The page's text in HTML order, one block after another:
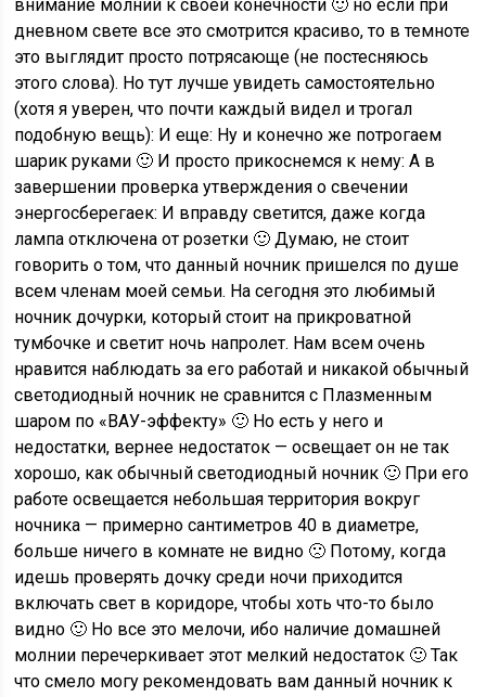
внимание молний к своей конечности 🙂 но если при
дневном свете все это смотрится красиво, то в темноте
это выглядит просто потрясающе (не постесняюсь
этого слова). Но тут лучше увидеть самостоятельно
(хотя я уверен, что почти каждый видел и трогал
подобную вещь): И еще: Ну и конечно же потрогаем
шарик руками 🙂 И просто прикоснемся к нему: А в
завершении проверка утверждения о свечении
энергосберегаек: И вправду светится, даже когда
лампа отключена от розетки 🙂 Думаю, не стоит
говорить о том, что данный ночник пришелся по душе
всем членам моей семьи. На сегодня это любимый
ночник дочурки, который стоит на прикроватной
тумбочке и светит ночь напролет. Нам всем очень
нравится наблюдать за его работай и никакой обычный
светодиодный ночник не сравнится с Плазменным
шаром по «ВАУ-эффекту» 🙂 Но есть у него и
недостатки, вернее недостаток — освещает он не так
хорошо, как обычный светодиодный ночник 🙂 При его
работе освещается небольшая территория вокруг
ночника — примерно сантиметров 40 в диаметре,
больше ничего в комнате не видно 🙁 Потому, когда
идешь проверять дочку среди ночи приходится
включать свет в коридоре, чтобы хоть что-то было
видно 🙂 Но все это мелочи, ибо наличие домашней
молнии перечеркивает этот мелкий недостаток 🙂 Так
что смело могу рекомендовать вам данный ночник к